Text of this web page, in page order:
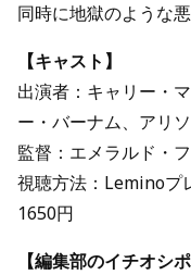
同時に地獄のような
【キャスト】
出演者：キャリー・
ー・バーナム、アリ
監督：エメラルド・
視聴方法：Leminoプ
1650円
【編集部のイチオシ